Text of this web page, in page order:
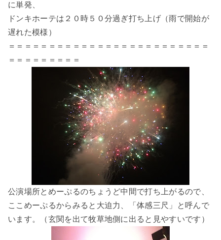
に単発、
ドンキホーテは２０時５０分過ぎ打ち上げ（雨で開始が
遅れた模様）
＝＝＝＝＝＝＝＝＝＝＝＝＝＝＝＝＝＝＝＝＝＝＝＝＝
＝＝＝＝＝＝＝＝＝
公演場所とめーぷるのちょうど中間で打ち上がるので、
ここめーぷるからみると大迫力、「体感三尺」と呼んで
います。（玄関を出て牧草地側に出ると見やすいです）